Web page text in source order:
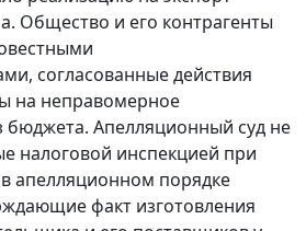
Общество и его контрагенты
согласованные действия
на неправомерное
Апелляционный суд не
налоговой инспекцией при
апелляционном порядке
факт изготовления